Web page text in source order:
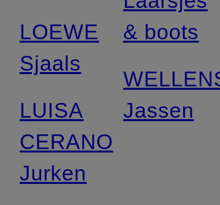
LOEWE
Sjaals
LUISA
CERANO
Jurken
& boots
Jassen